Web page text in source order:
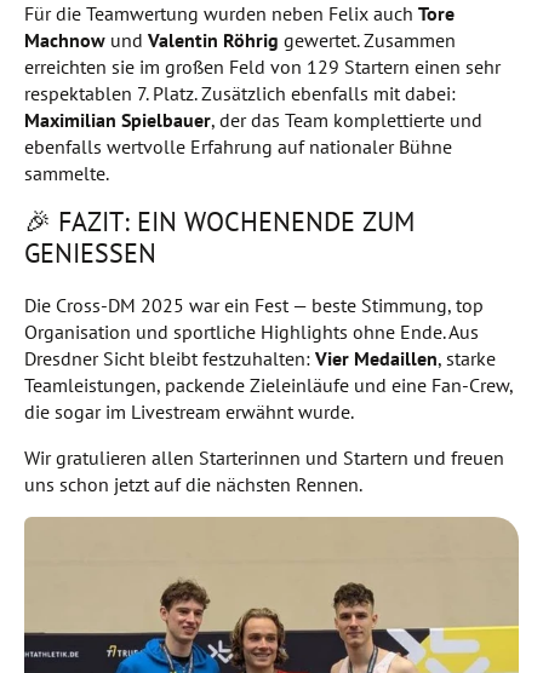
Für die Teamwertung wurden neben Felix auch Tore
Machnow und Valentin Röhrig gewertet. Zusammen
erreichten sie im großen Feld von 129 Startern einen sehr
respektablen 7. Platz. Zusätzlich ebenfalls mit dabei:
Maximilian Spielbauer, der das Team komplettierte und
ebenfalls wertvolle Erfahrung auf nationaler Bühne
sammelte.
🎉 FAZIT: EIN WOCHENENDE ZUM
GENIESSEN
Die Cross-DM 2025 war ein Fest — beste Stimmung, top
Organisation und sportliche Highlights ohne Ende. Aus
Dresdner Sicht bleibt festzuhalten: Vier Medaillen, starke
Teamleistungen, packende Zieleinläufe und eine Fan-Crew,
die sogar im Livestream erwähnt wurde.
Wir gratulieren allen Starterinnen und Startern und freuen
uns schon jetzt auf die nächsten Rennen.